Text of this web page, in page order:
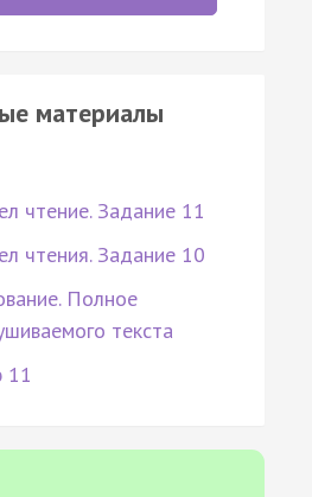
материалы
чтение. Задание 11
чтения. Задание 10
Полное
текста
11